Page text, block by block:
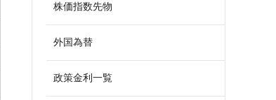
株価指数先物
外国為替
政策金利一覧